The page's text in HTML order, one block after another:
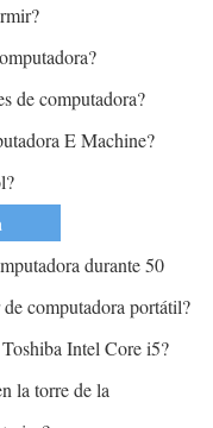
de computadora?
E Machine?
durante 50
con 140 vatios y la torre
por kilovatio-hora?
computadora portátil?
Intel Core i5?
la torre de la